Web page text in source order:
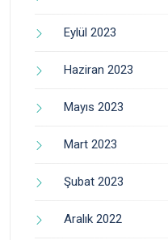
Eylül 2023
Haziran 2023
Mayıs 2023
Mart 2023
Şubat 2023
Aralık 2022